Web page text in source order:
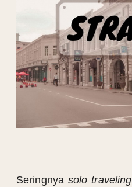
Seringnya solo traveling